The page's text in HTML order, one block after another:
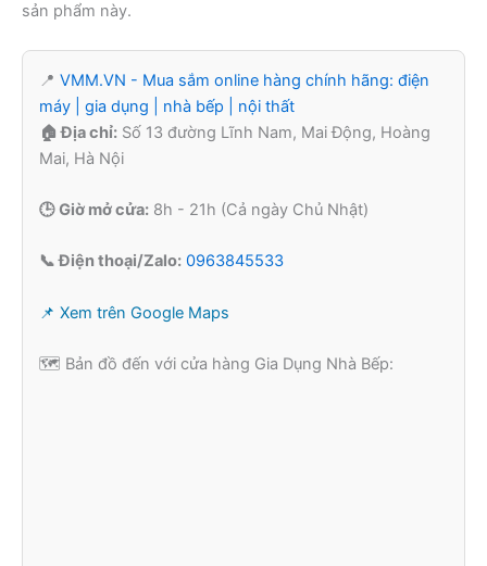
sản phẩm này.
📍 VMM.VN - Mua sắm online hàng chính hãng: điện
máy | gia dụng | nhà bếp | nội thất
🏠 Địa chỉ: Số 13 đường Lĩnh Nam, Mai Động, Hoàng
Mai, Hà Nội
🕒 Giờ mở cửa: 8h - 21h (Cả ngày Chủ Nhật)
📞 Điện thoại/Zalo: 0963845533
📌 Xem trên Google Maps
🗺️ Bản đồ đến với cửa hàng Gia Dụng Nhà Bếp: